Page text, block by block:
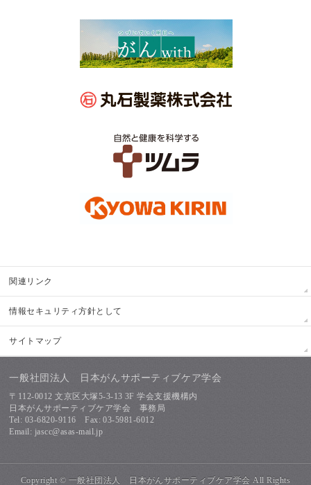
関連リンク
情報セキュリティ方針として
サイトマップ
一般社団法人 日本がんサポーティブケア学会
〒112-0012 文京区大塚5-3-13 3F 学会支援機構内
日本がんサポーティブケア学会 事務局
Tel: 03-6820-9116 Fax: 03-5981-6012
Email: jascc@asas-mail.jp
Copyright © 一般社団法人 日本がんサポーティブケア学会 All Rights